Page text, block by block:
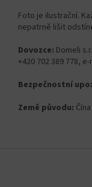
Foto je ilustrační.
nepatrně lišit
Dovozce: Domeli
+420 702 389 778,
Bezpečnostní
Země původu: Čína